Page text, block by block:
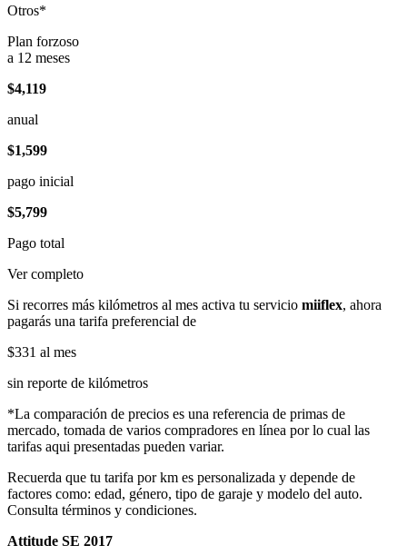
Otros*
Plan forzoso
a 12 meses
$4,119
anual
$1,599
pago inicial
$5,799
Pago total
Ver completo
Si recorres más kilómetros al mes activa tu servicio miiflex, ahora
pagarás una tarifa preferencial de
$331 al mes
sin reporte de kilómetros
*La comparación de precios es una referencia de primas de
mercado, tomada de varios compradores en línea por lo cual las
tarifas aqui presentadas pueden variar.
Recuerda que tu tarifa por km es personalizada y depende de
factores como: edad, género, tipo de garaje y modelo del auto.
Consulta términos y condiciones.
Attitude SE 2017